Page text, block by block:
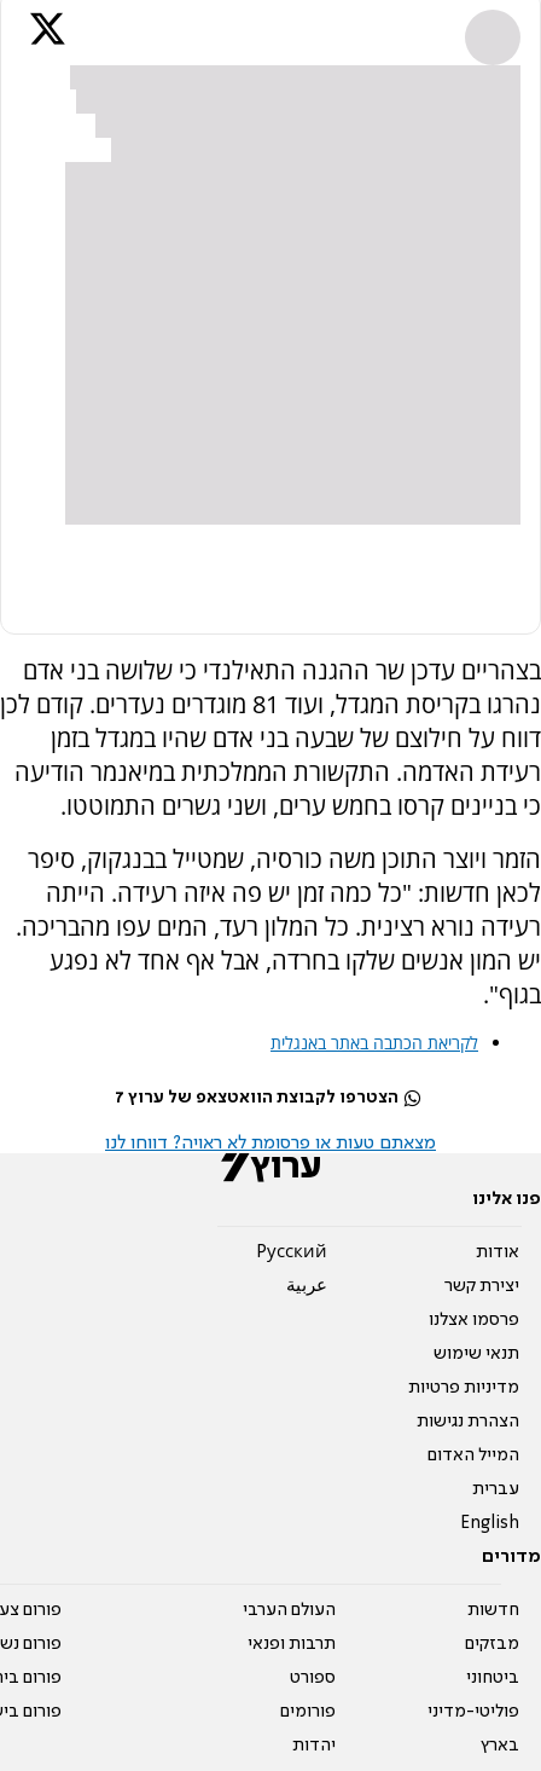
בצהריים עדכן שר ההגנה התאילנדי כי שלושה בני אדם
נהרגו בקריסת המגדל, ועוד 81 מוגדרים נעדרים. קודם לכן
דווח על חילוצם של שבעה בני אדם שהיו במגדל בזמן
רעידת האדמה. התקשורת הממלכתית במיאנמר הודיעה
כי בניינים קרסו בחמש ערים, ושני גשרים התמוטטו.
הזמר ויוצר התוכן משה כורסיה, שמטייל בבנגקוק, סיפר
לכאן חדשות: "כל כמה זמן יש פה איזה רעידה. הייתה
רעידה נורא רצינית. כל המלון רעד, המים עפו מהבריכה.
יש המון אנשים שלקו בחרדה, אבל אף אחד לא נפגע
בגוף".
לקריאת הכתבה באתר באנגלית
הצטרפו לקבוצת הוואטצאפ של ערוץ 7
מצאתם טעות או פרסומת לא ראויה? דווחו לנו
פנו אלינו
אודות
יצירת קשר
פרסמו אצלנו
תנאי שימוש
מדיניות פרטיות
הצהרת נגישות
המייל האדום
עברית
English
Pусский
عربية
מדורים
חדשות
מבזקים
ביטחוני
פוליטי-מדיני
בארץ
העולם הערבי
תרבות ופנאי
ספורט
פורומים
יהדות
פורום
פורום
פורום
פורום